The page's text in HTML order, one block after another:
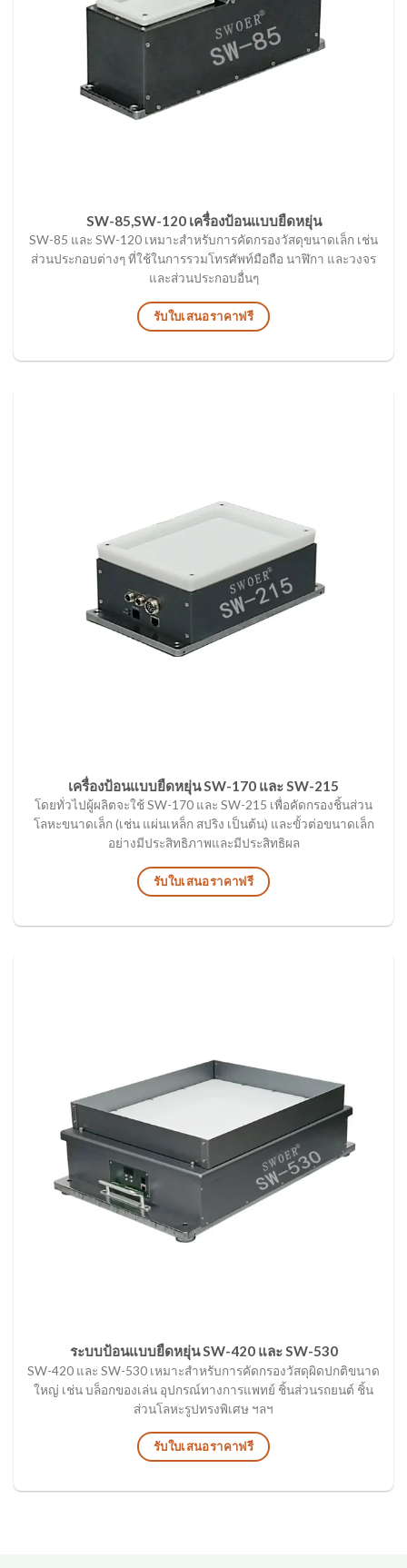
SW-85,SW-120 เครื่องป้อนแบบยืดหยุ่น
SW-85 และ SW-120 เหมาะสำหรับการคัดกรองวัสดุขนาดเล็ก เช่น
ส่วนประกอบต่างๆ ที่ใช้ในการรวมโทรศัพท์มือถือ นาฬิกา และวงจร
และส่วนประกอบอื่นๆ
รับใบเสนอราคาฟรี
เครื่องป้อนแบบยืดหยุ่น SW-170 และ SW-215
โดยทั่วไปผู้ผลิตจะใช้ SW-170 และ SW-215 เพื่อคัดกรองชิ้นส่วน
โลหะขนาดเล็ก (เช่น แผ่นเหล็ก สปริง เป็นต้น) และขั้วต่อขนาดเล็ก
อย่างมีประสิทธิภาพและมีประสิทธิผล
รับใบเสนอราคาฟรี
ระบบป้อนแบบยืดหยุ่น SW-420 และ SW-530
SW-420 และ SW-530 เหมาะสำหรับการคัดกรองวัสดุผิดปกติขนาด
ใหญ่ เช่น บล็อกของเล่น อุปกรณ์ทางการแพทย์ ชิ้นส่วนรถยนต์ ชิ้น
ส่วนโลหะรูปทรงพิเศษ ฯลฯ
รับใบเสนอราคาฟรี